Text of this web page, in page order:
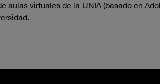
aulas virtuales de la UNIA (basado en